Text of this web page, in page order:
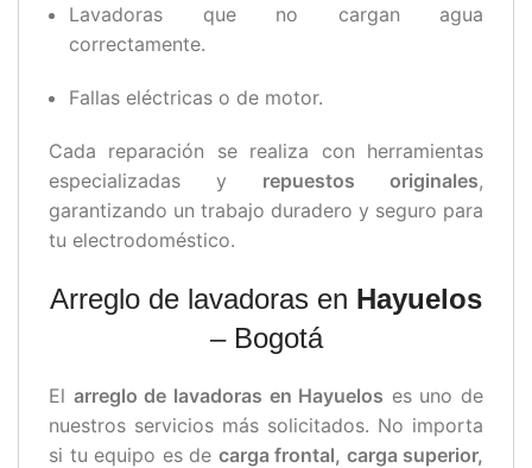
Lavadoras que no cargan agua
correctamente.
Fallas eléctricas o de motor.
Cada reparación se realiza con herramientas
especializadas y repuestos originales,
garantizando un trabajo duradero y seguro para
tu electrodoméstico.
Arreglo de lavadoras en Hayuelos
– Bogotá
El arreglo de lavadoras en Hayuelos es uno de
nuestros servicios más solicitados. No importa
si tu equipo es de carga frontal, carga superior,